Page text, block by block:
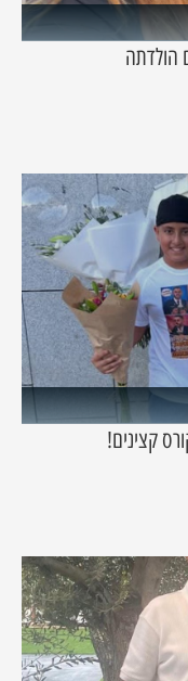
הולדתה
קצינים!